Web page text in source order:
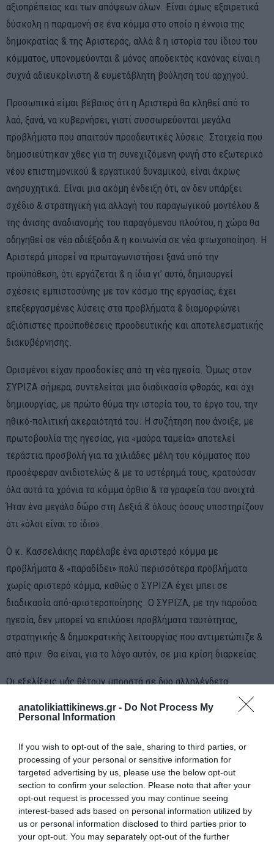
anatolikiattikinews.gr - Do Not Process My
Personal Information
If you wish to opt-out of the sale, sharing to third parties, or
processing of your personal or sensitive information for
targeted advertising by us, please use the below opt-out
section to confirm your selection. Please note that after your
opt-out request is processed you may continue seeing
interest-based ads based on personal information utilized by
us or personal information disclosed to third parties prior to
your opt-out. You may separately opt-out of the further
αξιοπρέπειας και των απόψεων όλων. Είναι όμως εξαιρετικά
δύσκολη η παραμονή σε ένα κόμμα στο οποίο η έννοια της
δημοκρατίας & της Αριστεράς, αλλά & η ιστορία του ίδιου του
κόμματος, υπονομεύονται & μόνος αποδεκτός κανόνας είναι η
συχνά αδιευκρίνιστη & ευμετάβλητη βούληση του αρχηγού.
Προσωπικά είμαι βέβαιος ότι η Αριστερά θα κληθεί από το
λαό, ξανά, να κυβερνήσει, γιατί συσσωρεύονται μεγάλα
προβλήματα που απαιτούν προοδευτικές λύσεις. Στοιχεία που
δημοσιεύτηκαν χθες για τη συνεχιζόμενη φυγή στο εξωτερικό
νέου επιστημονικού & εργατικού δυναμικού, είναι άκρως
ανησυχητικά. Είναι μια ακόμη ένδειξη ότι, αν δεν υπάρξει
σχέδιο & στρατηγική για αλλαγή του παραγωγικού μοντέλου &
της άνισης αναδιανομής του παραγόμενου πλούτου, η χώρα θα
οδηγηθεί σε νέα αδιέξοδα & η κοινωνία σε νέα φτωχοποίηση. Η
Αριστερά μπορεί να πρωταγωνιστήσει ξανά υπό την
προϋπόθεση, ότι εργάζεται & η ίδια γι’ αυτό, δημιουργεί
σχέσεις εμπιστοσύνης με τον κόσμο της εργασίας, έχει
επεξεργασμένες λύσεις στα προβλήματα & διαμορφώνει
αξιόπιστες προϋποθέσεις προοδευτικής και αποτελεσματικής
διακυβέρνησης.
Ορισμένοι είχαν προσδοκίες από τη νέα ηγεσία. Όμως στον
ΣΥΡΙΖΑ σήμερα, συντελείται μια διαδικασία φθοράς, και όχι
δημιουργίας, με πρώτο θύμα την ιστορία του, το έργο του, την
ηθικό-πολιτική ακεραιότητά του. Η συζήτηση που άνοιξε, με
πρωτοβουλία της ηγεσίας, για «μαύρα ταμεία» αποτελεί
τεράστια προσβολή για τα χιλιάδες μέλη του κόμματος που
προσέφεραν ανιδιοτελώς & με το υστέρημά τους, κρατούσαν
όλα αυτά τα χρόνια το κόμμα όρθιο & τα γραφεία του ανοιχτά.
Ήταν ένα μεγάλο δώρο στη Δεξιά & όλους όσους υποστηρίζουν
ότι «όλοι είναι το ίδιο».
Ο κ. Κασσελάκης παρέλαβε ένα αριστερό κόμμα με
προβλήματα & «παραδίδει» πολύ περισσότερα προβλήματα
χωρίς αριστερό κόμμα, καθώς ο ΣΥΡΙΖΑ έχει μπει σε
διαδικασία από-αριστεροποίησης. Ο ΣΥΡΙΖΑ, με την παρούσα
ηγεσία, δεν μπορεί να επιλύσει προβλήματα ταυτότητας,
στρατηγικής & δημοκρατικής λειτουργίας που αντιμετώπιζε &
από πριν. Θα είναι, για το λόγο αυτόν, σε μια κρίση διαρκείας.
Οι εξελίξεις μάς θέτουν μπροστά σε δυο αλληλένδετα
καθήκοντα. Πρώτον, να αγωνιστούμε για να υπάρξει ένα νέο
μαζικό, λαϊκό κόμμα της Αριστεράς, από τη ριζοσπαστική
προοδευτική εναλλακτική στο πρόβλημα της διακυβέρνησης
της χώρας. Ας ανταποκριθεί ο καθένας & η καθεμία σε αυτό το
διπλό καθήκον με όποιο τρόπο & από όποια θέση επιλέξει.
Το βέβαιο είναι ότι η κοινωνική Αριστερά, το «αριστερό
ημισφαίριο» της κοινωνίας, υπάρχει, & αναζητά μια κατά το